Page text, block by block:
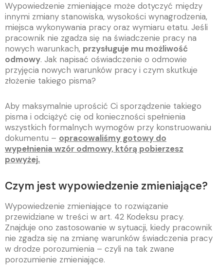
Wypowiedzenie zmieniające może dotyczyć między
innymi zmiany stanowiska, wysokości wynagrodzenia,
miejsca wykonywania pracy oraz wymiaru etatu. Jeśli
pracownik nie zgadza się na świadczenie pracy na
nowych warunkach, przysługuje mu możliwość
odmowy. Jak napisać oświadczenie o odmowie
przyjęcia nowych warunków pracy i czym skutkuje
złożenie takiego pisma?
Aby maksymalnie uprościć Ci sporządzenie takiego
pisma i odciążyć cię od konieczności spełnienia
wszystkich formalnych wymogów przy konstruowaniu
dokumentu – opracowaliśmy gotowy do
wypełnienia wzór odmowy, którą pobierzesz
powyżej.
Czym jest wypowiedzenie zmieniające?
Wypowiedzenie zmieniające to rozwiązanie
przewidziane w treści w art. 42 Kodeksu pracy.
Znajduje ono zastosowanie w sytuacji, kiedy pracownik
nie zgadza się na zmianę warunków świadczenia pracy
w drodze porozumienia – czyli na tak zwane
porozumienie zmieniające.